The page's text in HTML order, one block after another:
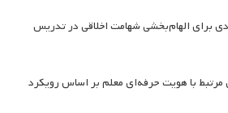
برای الهام‌بخشی شهامت اخلاقی در تدریس
با هویت حرفه‌ای معلم بر اساس رویکرد